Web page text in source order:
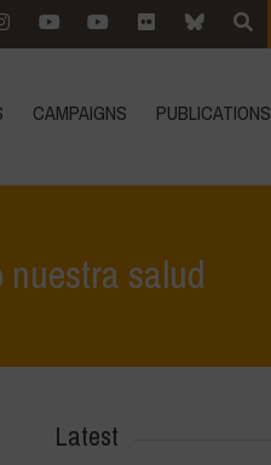
CAMPAIGNS PUBLICATIONS
salud
Latest